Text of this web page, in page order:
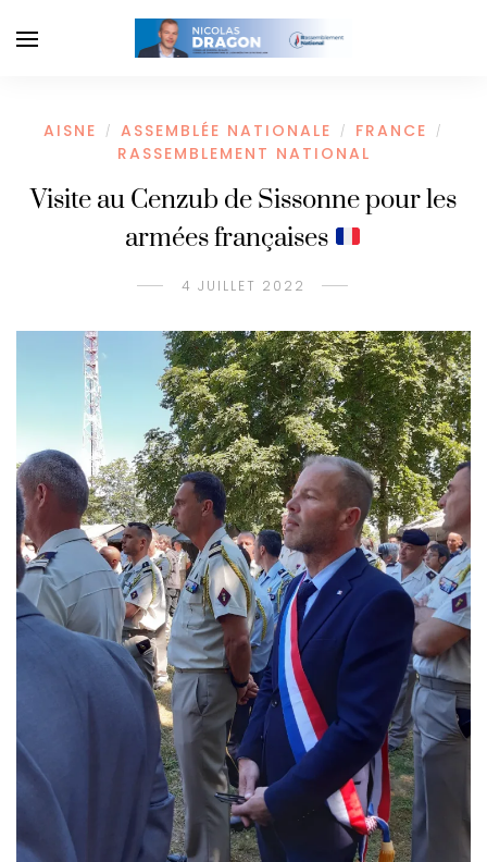
AISNE / ASSEMBLÉE NATIONALE / FRANCE /
RASSEMBLEMENT NATIONAL
Visite au Cenzub de Sissonne pour les
armées françaises
4 JUILLET 2022